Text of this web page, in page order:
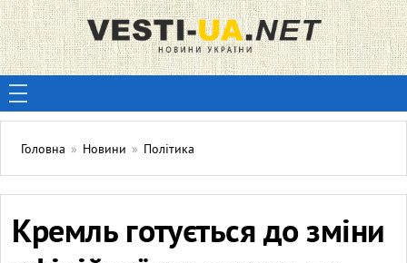
Головна » Новини » Політика
Кремль готується до зміни